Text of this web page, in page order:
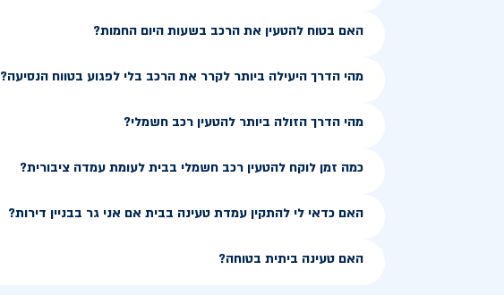
האם בטוח להטעין את הרכב בשעות היום החמות?
מהי הדרך היעילה ביותר לקרר את הרכב בלי לפגוע בטווח הנסיעה?
מהי הדרך הזולה ביותר להטעין רכב חשמלי?
כמה זמן לוקח להטעין רכב חשמלי בבית לעומת עמדה ציבורית?
האם כדאי לי להתקין עמדת טעינה בבית אם אני גר בבניין דירות?
האם טעינה ביתית בטוחה?